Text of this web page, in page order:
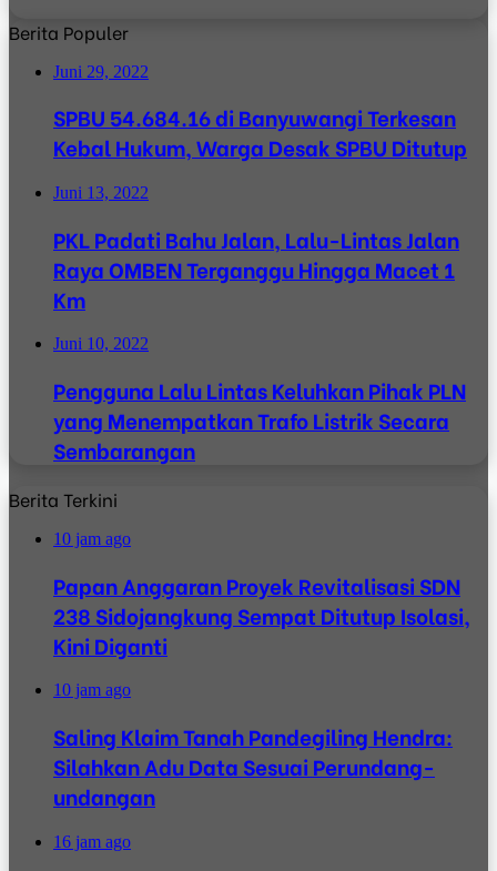
Berita Populer
Juni 29, 2022
SPBU 54.684.16 di Banyuwangi Terkesan
Kebal Hukum, Warga Desak SPBU Ditutup
Juni 13, 2022
PKL Padati Bahu Jalan, Lalu-Lintas Jalan
Raya OMBEN Terganggu Hingga Macet 1
Km
Juni 10, 2022
Pengguna Lalu Lintas Keluhkan Pihak PLN
yang Menempatkan Trafo Listrik Secara
Sembarangan
Berita Terkini
10 jam ago
Papan Anggaran Proyek Revitalisasi SDN
238 Sidojangkung Sempat Ditutup Isolasi,
Kini Diganti
10 jam ago
Saling Klaim Tanah Pandegiling Hendra:
Silahkan Adu Data Sesuai Perundang-
undangan
16 jam ago